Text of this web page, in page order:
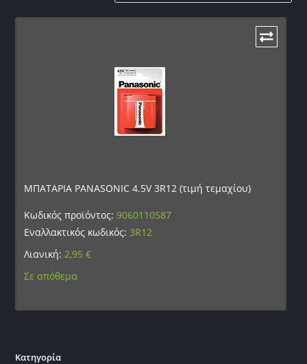
ΜΠΑΤΑΡΙΑ PANASONIC 4.5V 3R12 (τιμή τεμαχίου)
Κωδικός προϊόντος:9060110587
Εναλλακτικός κωδικός: 3R12
Λιανική: 2,95€
Σε απόθεμα
Κατηγορία